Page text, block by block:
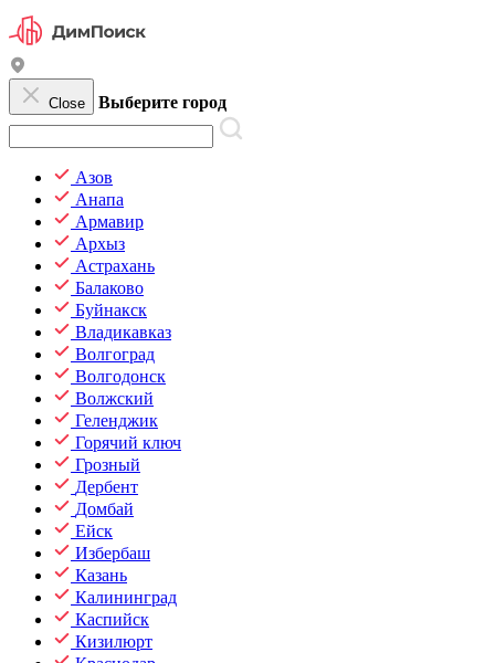
Close Выберите город
Азов
Анапа
Армавир
Архыз
Астрахань
Балаково
Буйнакск
Владикавказ
Волгоград
Волгодонск
Волжский
Геленджик
Горячий ключ
Грозный
Дербент
Домбай
Ейск
Избербаш
Казань
Калининград
Каспийск
Кизилюрт